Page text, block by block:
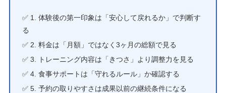
✅ 1. 体験後の第一印象は「安心して戻れるか」で判断す
る
✅ 2. 料金は「月額」ではなく3ヶ月の総額で見る
✅ 3. トレーニング内容は「きつさ」より調整力を見る
✅ 4. 食事サポートは「守れるルール」か確認する
✅ 5. 予約の取りやすさは成果以前の継続条件になる